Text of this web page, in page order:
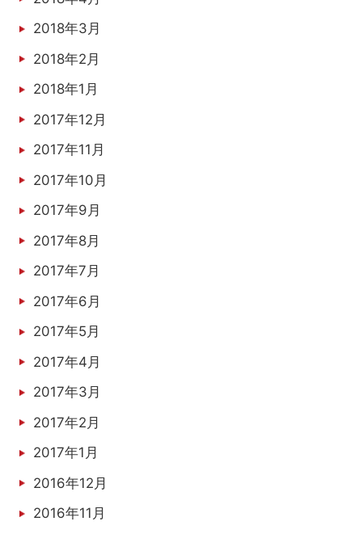
2018年3月
2018年2月
2018年1月
2017年12月
2017年11月
2017年10月
2017年9月
2017年8月
2017年7月
2017年6月
2017年5月
2017年4月
2017年3月
2017年2月
2017年1月
2016年12月
2016年11月